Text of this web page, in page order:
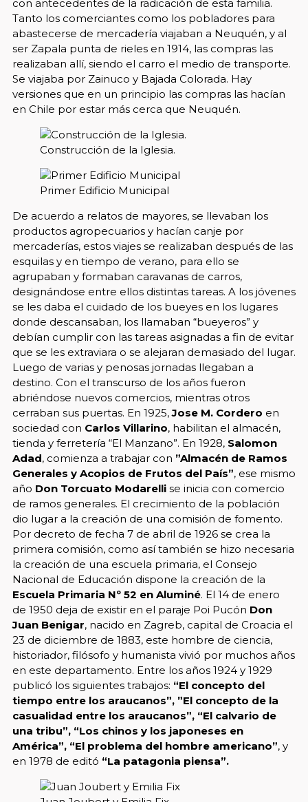
con antecedentes de la radicación de esta familia.
Tanto los comerciantes como los pobladores para
abastecerse de mercadería viajaban a Neuquén, y al
ser Zapala punta de rieles en 1914, las compras las
realizaban allí, siendo el carro el medio de transporte.
Se viajaba por Zainuco y Bajada Colorada. Hay
versiones que en un principio las compras las hacían
en Chile por estar más cerca que Neuquén.
Construcción de la Iglesia.
Primer Edificio Municipal
De acuerdo a relatos de mayores, se llevaban los
productos agropecuarios y hacían canje por
mercaderías, estos viajes se realizaban después de las
esquilas y en tiempo de verano, para ello se
agrupaban y formaban caravanas de carros,
designándose entre ellos distintas tareas. A los jóvenes
se les daba el cuidado de los bueyes en los lugares
donde descansaban, los llamaban “bueyeros” y
debían cumplir con las tareas asignadas a fin de evitar
que se les extraviara o se alejaran demasiado del lugar.
Luego de varias y penosas jornadas llegaban a
destino. Con el transcurso de los años fueron
abriéndose nuevos comercios, mientras otros
cerraban sus puertas. En 1925,Jose M. Cordero en
sociedad con Carlos Villarino, habilitan el almacén,
tienda y ferretería “El Manzano”. En 1928, Salomon
Adad, comienza a trabajar con ”Almacén de Ramos
Generales y Acopios de Frutos del País”, ese mismo
año Don Torcuato Modarelli se inicia con comercio
de ramos generales. El crecimiento de la población
dio lugar a la creación de una comisión de fomento.
Por decreto de fecha 7 de abril de 1926 se crea la
primera comisión, como así también se hizo necesaria
la creación de una escuela primaria, el Consejo
Nacional de Educación dispone la creación de la
Escuela Primaria Nº 52 en Aluminé. El 14 de enero
de 1950 deja de existir en el paraje Poi Pucón Don
Juan Benigar, nacido en Zagreb, capital de Croacia el
23 de diciembre de 1883, este hombre de ciencia,
historiador, filósofo y humanista vivió por muchos años
en este departamento. Entre los años 1924 y 1929
publicó los siguientes trabajos: “El concepto del
tiempo entre los araucanos”, ”El concepto de la
casualidad entre los araucanos”, “El calvario de
una tribu”, “Los chinos y los japoneses en
América”, “El problema del hombre americano”, y
en 1978 de editó “La patagonia piensa”.